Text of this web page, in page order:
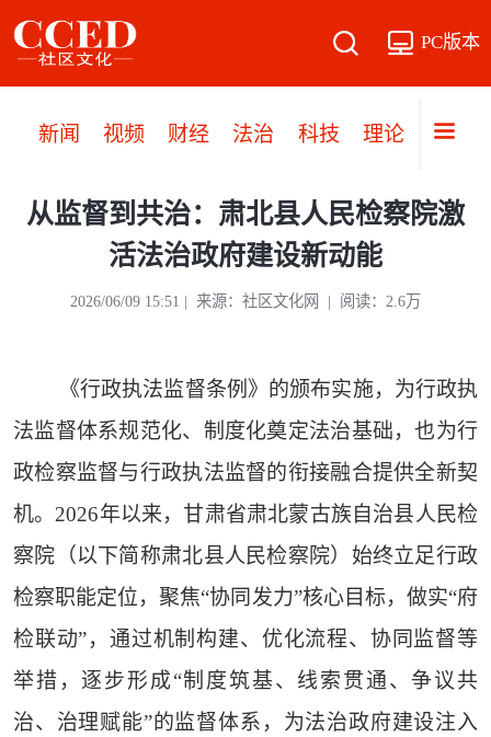
PC版本
新闻 视频 财经 法治 科技 理论 党建
从监督到共治：肃北县人民检察院激
活法治政府建设新动能
2026/06/09 15:51 | 来源：社区文化网 | 阅读：2.6万
《行政执法监督条例》的颁布实施，为行政执
法监督体系规范化、制度化奠定法治基础，也为行
政检察监督与行政执法监督的衔接融合提供全新契
机。2026年以来，甘肃省肃北蒙古族自治县人民检
察院（以下简称肃北县人民检察院）始终立足行政
检察职能定位，聚焦“协同发力”核心目标，做实“府
检联动”，通过机制构建、优化流程、协同监督等
举措，逐步形成“制度筑基、线索贯通、争议共
治、治理赋能”的监督体系，为法治政府建设注入